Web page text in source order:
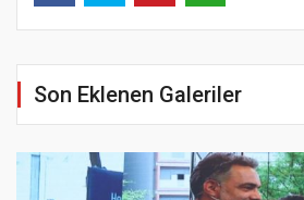
Son Eklenen Galeriler